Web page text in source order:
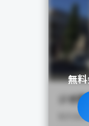
無
ジオ
販売価格